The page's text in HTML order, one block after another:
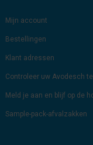
Mijn account
Bestellingen
Klant adressen
Controleer uw Avodesch
Meld je aan en blijf op de
Sample-pack-afvalzakken